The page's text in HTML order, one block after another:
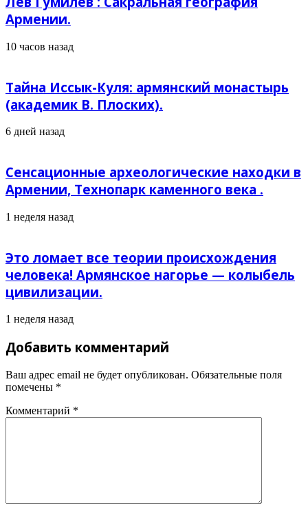
Армении.
10 часов назад
Тайна Иссык-Куля: армянский монастырь
(академик В. Плоских).
6 дней назад
Сенсационные археологические находки в
Армении, Технопарк каменного века .
1 неделя назад
Это ломает все теории происхождения
человека! Армянское нагорье — колыбель
цивилизации.
1 неделя назад
Добавить комментарий
Ваш адрес email не будет опубликован. Обязательные поля
помечены *
Комментарий *